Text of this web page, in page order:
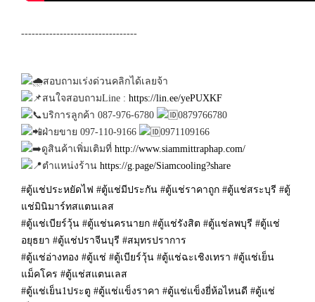
---------------------------------
สอบถามเร่งด่วนคลิกได้เลยจ้า
สนใจสอบถามLine : https://lin.ee/yePUXKF
บริการลูกค้า 087-976-6780
0879766780
ฝ่ายขาย 097-110-9166
0971109166
ดูสินค้าเพิ่มเติมที่ http://www.siammittraphap.com/
ตำแหน่งร้าน https://g.page/Siamcooling?share
#ตู้แช่ประหยัดไฟ #ตู้แช่มีประกัน #ตู้แช่ราคาถูก #ตู้แช่สระบุรี #ตู้
แช่มินิมาร์ทสแตนเลส
#ตู้แช่เบียร์วุ้น #ตู้แช่นครนายก #ตู้แช่รังสิต #ตู้แช่ลพบุรี #ตู้แช่
อยุธยา #ตู้แช่ปราจีนบุรี #สมุทรปราการ
#ตู้แช่อ่างทอง #ตู้แช่ #ตู้เบียร์วุ้น #ตู้แช่ฉะเชิงเทรา #ตู้แช่เย็น
แม็คโคร #ตู้แช่สแตนเลส
#ตู้แช่เย็น1ประตู #ตู้แช่แข็งราคา #ตู้แช่แข็งยี่ห้อไหนดี #ตู้แช่